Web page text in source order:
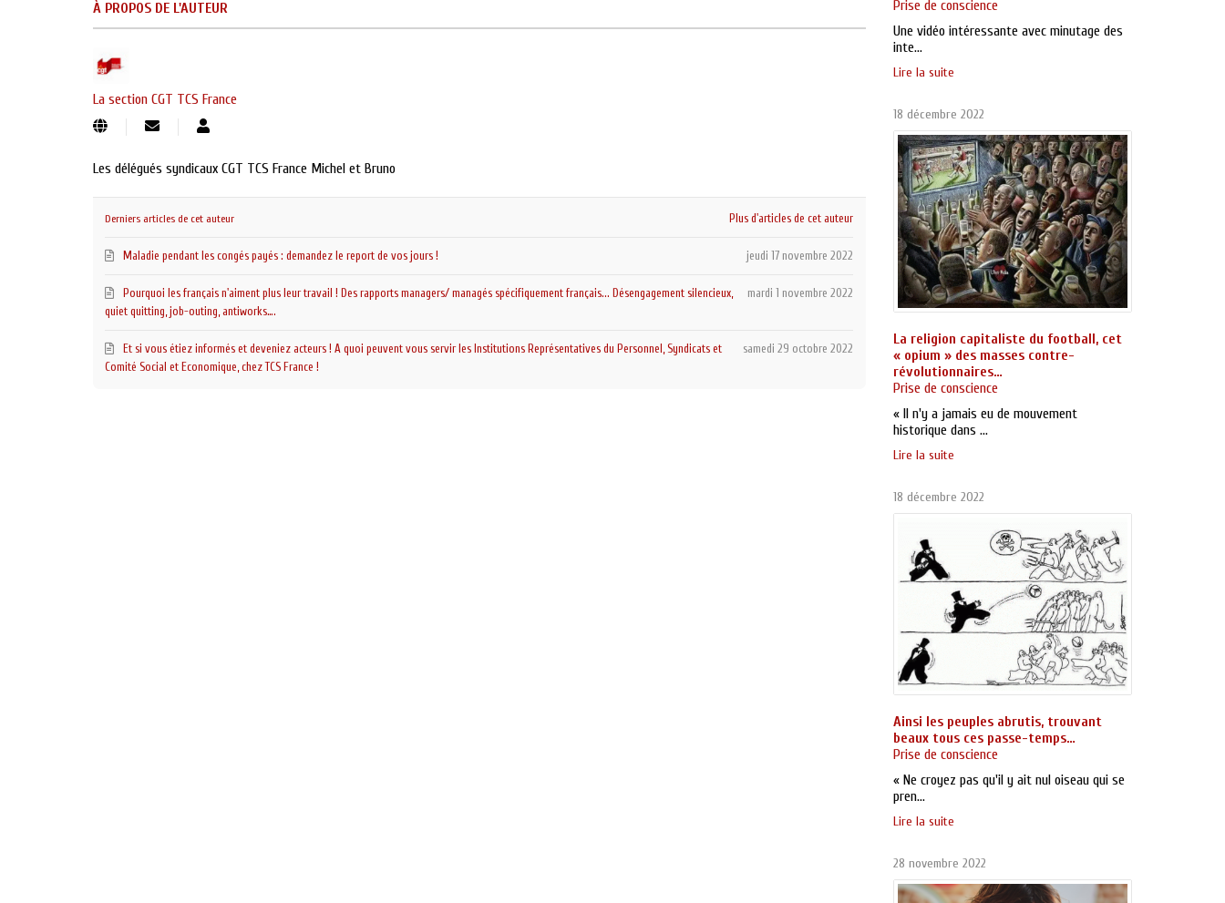
À PROPOS DE L'AUTEUR
La section CGT TCS France
Suivre
La
TCS
Les délégués syndicaux CGT TCS France Michel et Bruno
Derniers articles de cet auteur Plus d'articles de cet auteur
jeudi 17 novembre 2022
Maladie pendant les congés payés : demandez le report de vos jours !
mardi 1 novembre 2022
Pourquoi les français n'aiment plus leur travail ! Des rapports managers/ managés spécifiquement français... Désengagement silencieux,
quiet quitting, job-outing, antiworks….
samedi 29 octobre 2022
Et si vous étiez informés et deveniez acteurs ! A quoi peuvent vous servir les Institutions Représentatives du Personnel, Syndicats et
Comité Social et Economique, chez TCS France !
Prise de conscience
Une vidéo intéressante avec minutage des
inte...
Lire la suite
18 décembre 2022
La religion capitaliste du football, cet
« opium » des masses contre-
révolutionnaires…
Prise de conscience
« Il n'y a jamais eu de mouvement
historique dans ...
Lire la suite
18 décembre 2022
Ainsi les peuples abrutis, trouvant
beaux tous ces passe-temps…
Prise de conscience
« Ne croyez pas qu'il y ait nul oiseau qui se
pren...
Lire la suite
28 novembre 2022